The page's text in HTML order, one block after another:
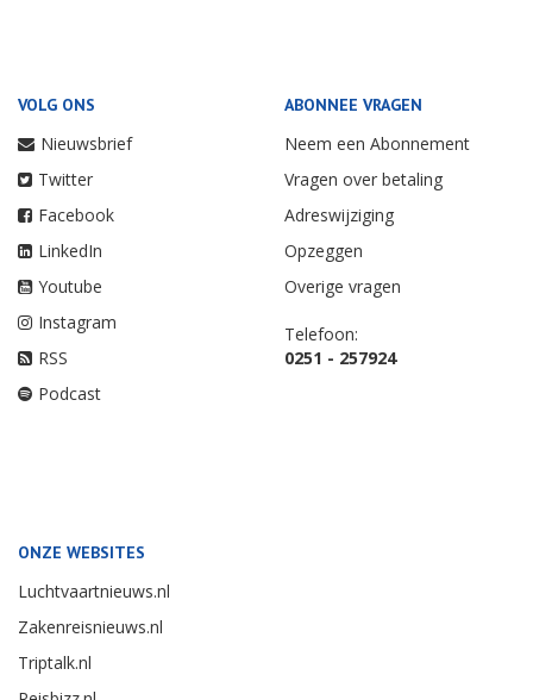
VOLG ONS
Nieuwsbrief
Twitter
Facebook
LinkedIn
Youtube
Instagram
RSS
Podcast
ABONNEE VRAGEN
Neem een Abonnement
Vragen over betaling
Adreswijziging
Opzeggen
Overige vragen
Telefoon:
0251 - 257924
ONZE WEBSITES
Luchtvaartnieuws.nl
Zakenreisnieuws.nl
Triptalk.nl